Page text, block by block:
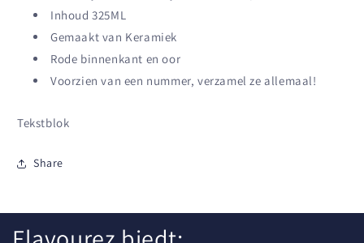
Inhoud 325ML
Gemaakt van Keramiek
Rode binnenkant en oor
Voorzien van een nummer, verzamel ze allemaal!
Tekstblok
Share